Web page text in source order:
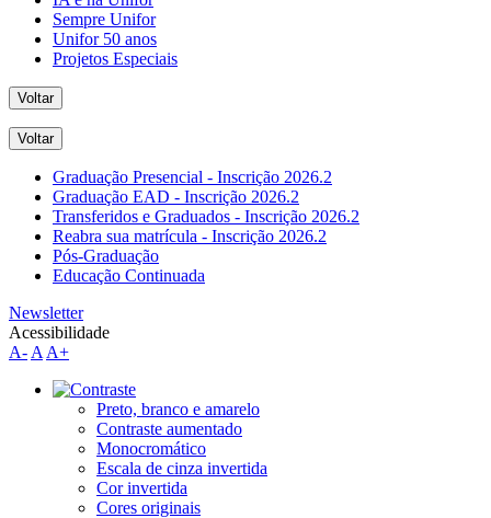
Sempre Unifor
Unifor 50 anos
Projetos Especiais
Voltar
Voltar
Graduação Presencial - Inscrição 2026.2
Graduação EAD - Inscrição 2026.2
Transferidos e Graduados - Inscrição 2026.2
Reabra sua matrícula - Inscrição 2026.2
Pós-Graduação
Educação Continuada
Newsletter
Acessibilidade
A- A A+
Preto, branco e amarelo
Contraste aumentado
Monocromático
Escala de cinza invertida
Cor invertida
Cores originais